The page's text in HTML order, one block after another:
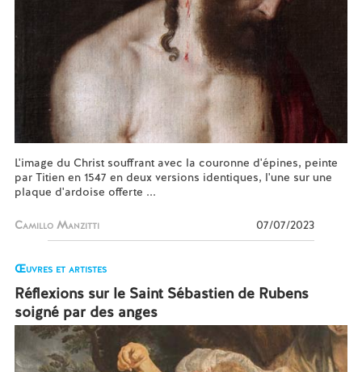
L'image du Christ souffrant avec la couronne d'épines, peinte
par Titien en 1547 en deux versions identiques, l'une sur une
plaque d'ardoise offerte ...
Camillo Manzitti 07/07/2023
Œuvres et artistes
Réflexions sur le Saint Sébastien de Rubens
soigné par des anges